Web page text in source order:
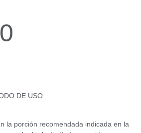
DE USO
la porción recomendada indicada en la